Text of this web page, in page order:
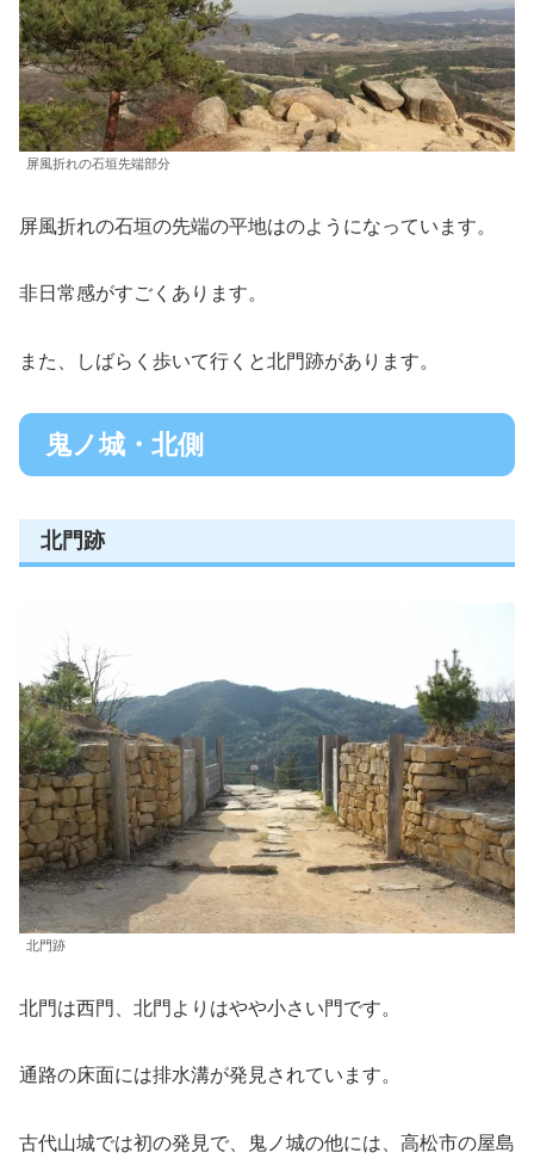
屏風折れの石垣先端部分
屏風折れの石垣の先端の平地はのようになっています。
非日常感がすごくあります。
また、しばらく歩いて行くと北門跡があります。
鬼ノ城・北側
北門跡
北門跡
北門は西門、北門よりはやや小さい門です。
通路の床面には排水溝が発見されています。
古代山城では初の発見で、鬼ノ城の他には、高松市の屋島